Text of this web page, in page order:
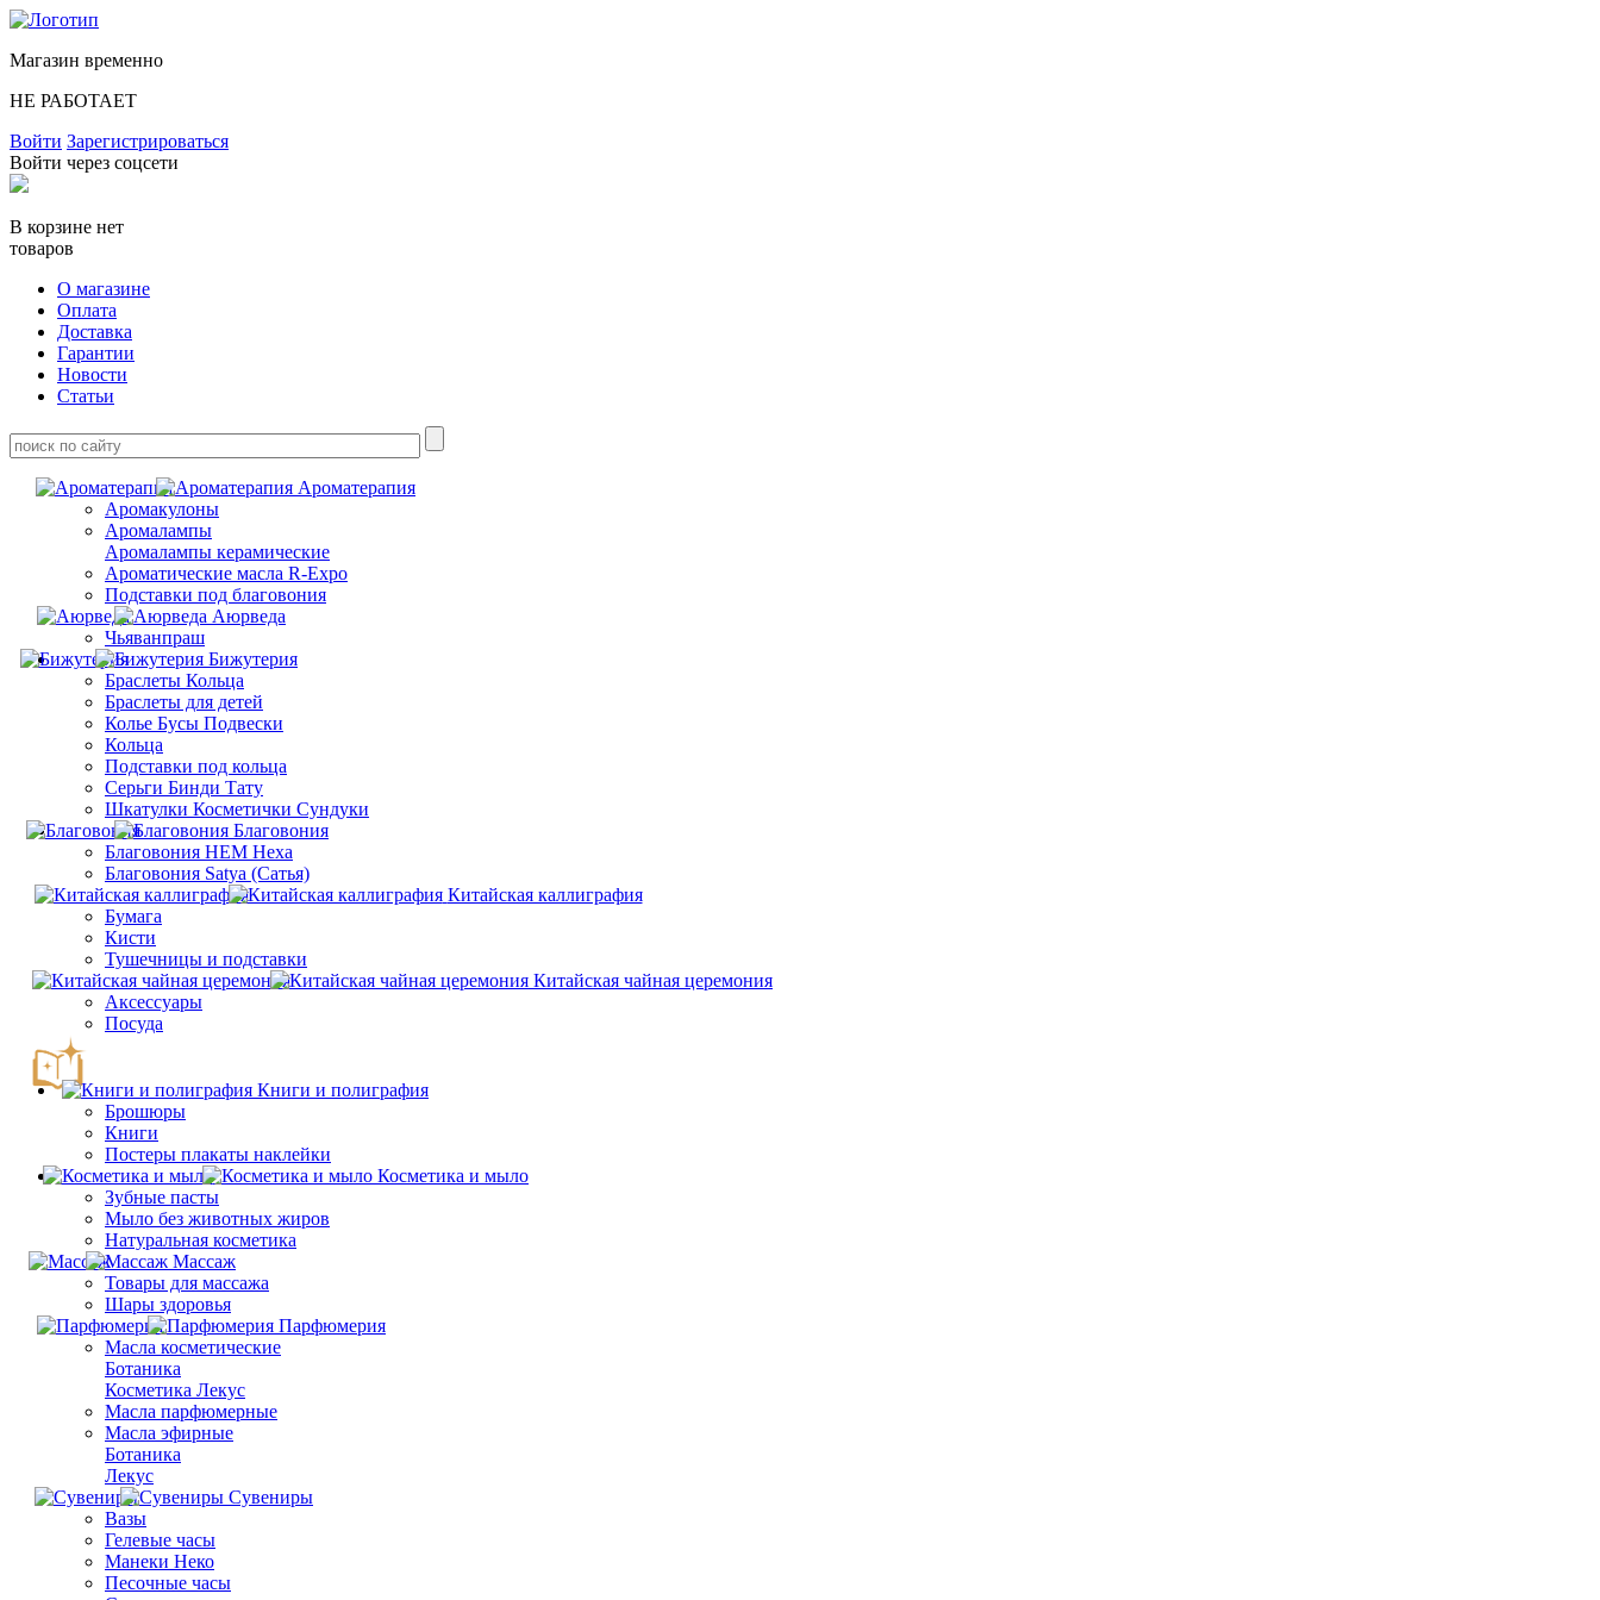
Магазин временно
НЕ РАБОТАЕТ
Войти Зарегистрироваться
Войти через соцсети
В корзине нет
товаров
О магазине
Оплата
Доставка
Гарантии
Новости
Статьи
Ароматерапия
Аромакулоны
Аромалампы
Aромалампы керамические
Ароматические масла R-Expo
Подставки под благовония
Аюрведа
Чьяванпраш
Бижутерия
Браслеты Кольца
Браслеты для детей
Колье Бусы Подвески
Кольца
Подставки под кольца
Серьги Бинди Тату
Шкатулки Косметички Сундуки
Благовония
Благовония HEM Hexa
Благовония Satya (Сатья)
Китайская каллиграфия
Бумага
Кисти
Тушечницы и подставки
Китайская чайная церемония
Аксессуары
Посуда
Книги и полиграфия
Брошюры
Книги
Постеры плакаты наклейки
Косметика и мыло
Зубные пасты
Мыло без животных жиров
Натуральная косметика
Массаж
Товары для массажа
Шары здоровья
Парфюмерия
Масла косметические
Ботаника
Косметика Лекус
Масла парфюмерные
Масла эфирные
Ботаника
Лекус
Сувениры
Вазы
Гелевые часы
Манеки Неко
Песочные часы